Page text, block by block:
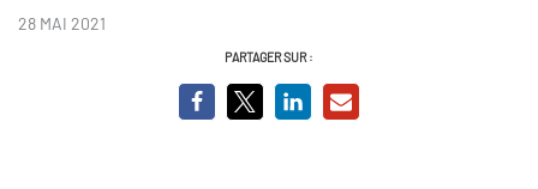
28 MAI 2021
PARTAGER SUR :